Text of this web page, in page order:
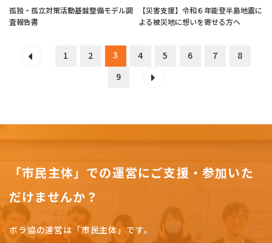
孤独・孤立対策活動基盤整備モデル調
査報告書
【災害支援】令和６年能登半島地震に
よる被災地に想いを寄せる方へ
1 2 3 4 5 6 7
8
9
「市民主体」での運営にご支援・参加いた
だけませんか？
ボラ協の運営は「市民主体」です。